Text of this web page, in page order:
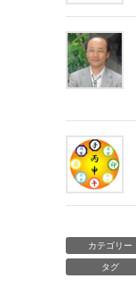
カテゴリー
タグ